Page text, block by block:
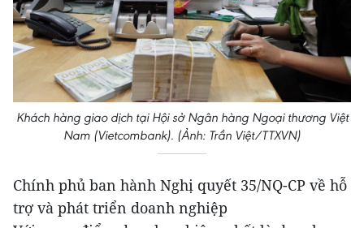
Khách hàng giao dịch tại Hội sở Ngân hàng Ngoại thương Việt
Nam (Vietcombank). (Ảnh: Trần Việt/TTXVN)
Chính phủ ban hành Nghị quyết 35/NQ-CP về hỗ
trợ và phát triển doanh nghiệp